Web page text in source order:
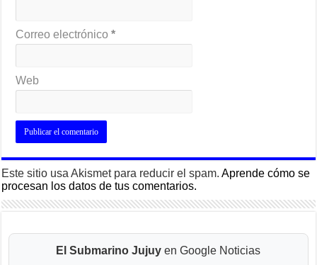
Correo electrónico*
Web
Este sitio usa Akismet para reducir el spam.Aprende cómo se
procesan los datos de tus comentarios.
El Submarino Jujuy en Google Noticias